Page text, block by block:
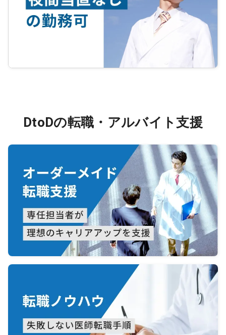
DtoDの転職・アルバイト支援